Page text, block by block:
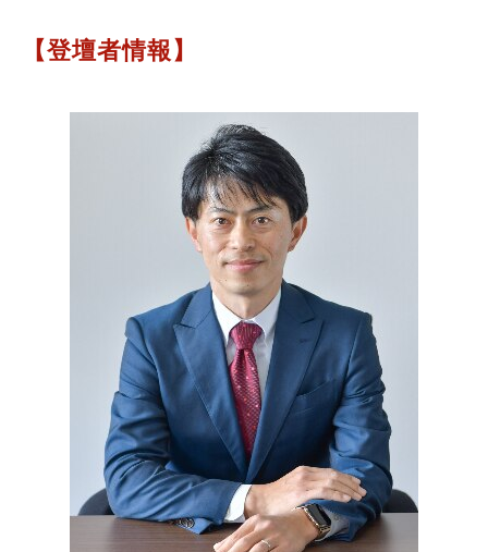
【登壇者情報】